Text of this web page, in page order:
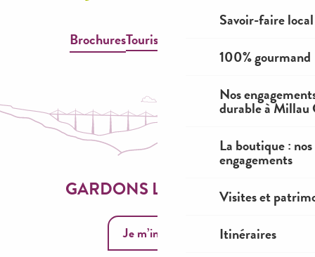
Savoir-faire local
100% gourmand
Nos
durable à Millau
La boutique :
engagements
Visites et
Itinéraires
BrochuresTourisme & Handicap
GARDONS LE CONTACT
Je m’inscris